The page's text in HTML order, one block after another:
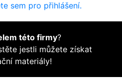
sem pro přihlášení.
této firmy?
jestli můžete získat
materiály!